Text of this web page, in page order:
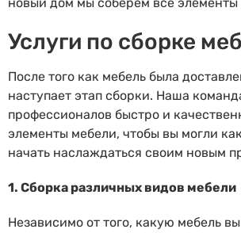
новый дом мы соберем все элементы
Услуги по сборке
После того как мебель была
наступает этап сборки. Наша
профессионалов быстро и
элементы мебели, чтобы вы могли
начать наслаждаться своим новым
1. Сборка различных видов мебели
Независимо от того, какую мебель